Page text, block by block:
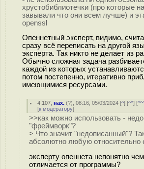
хрустобиблиотечки (про которые
завывали что они всем лучше) и
openssl
Опеннетный эксперт, видимо,
сразу всё переписать на другой
эксперта. Так никто не делает из
Обычно сложная задача
каждой из которых
потом постепенно, итеративно
имеющимися ресурсами.
4.107 ,нах. (?), 08:16, 05/03/2024 [^] [^^] [
[к модератору]
>>как можно использовать -
"фреймворк"?
> Что значит "недописанный"?
абсолютно любую относительно
эксперту опеннета непонятно
отличается от программы?